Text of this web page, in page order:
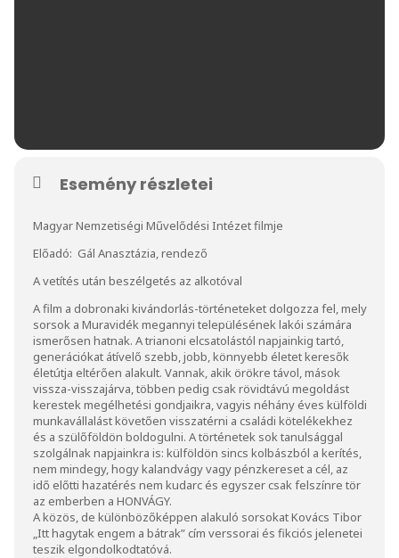
Esemény részletei
Magyar Nemzetiségi Művelődési Intézet filmje
Előadó: Gál Anasztázia, rendező
A vetítés után beszélgetés az alkotóval
A film a dobronaki kivándorlás-történeteket dolgozza fel, mely
sorsok a Muravidék megannyi településének lakói számára
ismerősen hatnak. A trianoni elcsatolástól napjainkig tartó,
generációkat átívelő szebb, jobb, könnyebb életet keresők
életútja eltérően alakult. Vannak, akik örökre távol, mások
vissza-visszajárva, többen pedig csak rövidtávú megoldást
kerestek megélhetési gondjaikra, vagyis néhány éves külföldi
munkavállalást követően visszatérni a családi kötelékekhez
és a szülőföldön boldogulni. A történetek sok tanulsággal
szolgálnak napjainkra is: külföldön sincs kolbászból a kerítés,
nem mindegy, hogy kalandvágy vagy pénzkereset a cél, az
idő előtti hazatérés nem kudarc és egyszer csak felszínre tör
az emberben a HONVÁGY.
A közös, de különbözőképpen alakuló sorsokat Kovács Tibor
„Itt hagytak engem a bátrak” cím verssorai és fikciós jelenetei
teszik elgondolkodtatóvá.